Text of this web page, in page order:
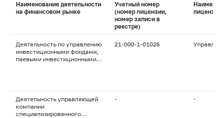
Наименование деятельности
на финансовом рынке
Учетный номер
(номер лицензии,
номер записи в
реестре)
лицензии
Деятельность по управлению
инвестиционными фондами,
паевыми инвестиционными
21-000-1-01026
Деятельность управляющей
компании
специализированного
- -